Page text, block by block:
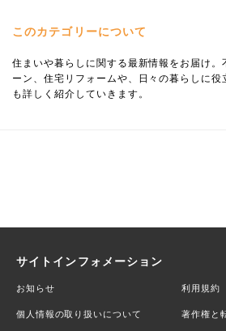
このカテゴリーについて
住まいや暮らしに関する最新情報をお届け。
ーン、住宅リフォームや、日々の暮らしに
も詳しく紹介していきます。
サイトインフォメーション
お知らせ 利用規約
個人情報の取り扱いについて 著作権と